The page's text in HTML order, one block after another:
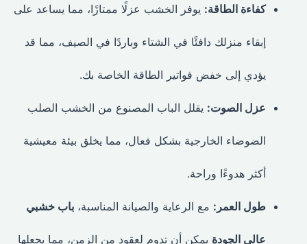
كفاءة الطاقة:يوفر الخشب عزلًا ممتازًا، مما يساعد على
إبقاء منزلك دافئًا في الشتاء وباردًا في الصيف، مما قد
يؤدي إلى خفض فواتير الطاقة الخاصة بك.
عزل الصوت:يقلل الباب المصنوع من الخشب الصلب
الضوضاء الخارجية بشكل فعال، مما يخلق بيئة معيشية
أكثر هدوءًا وراحة.
طول العمر:مع الرعاية والصيانة المناسبة،باب خشبي
عالي الجودةيمكن أن تدوم لعقود من الزمن، مما يجعلها